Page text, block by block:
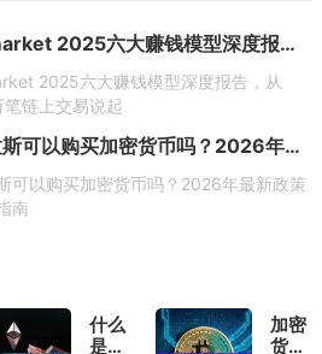
Polymarket 2025六大赚钱模型深度报告，从9500万笔链上交易说起
2025六大赚钱模型深度报告，从
链上交易说起
洪都拉斯可以购买加密货币吗？2026年最新政策与购买指南
可以购买加密货币吗？2026年最新政策
南
什么
是狮
加密
货币